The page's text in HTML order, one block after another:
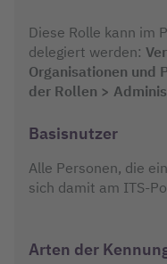
Diese Rolle kann im
delegiert werden:
Organisationen und
der Rollen >
Basisnutzer
Alle Personen, die
sich damit am ITS-
Arten der